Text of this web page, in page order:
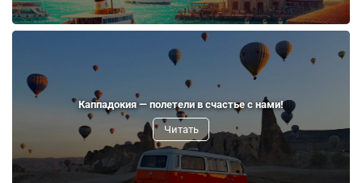
Каппадокия — полетели в счастье с нами!
Читать